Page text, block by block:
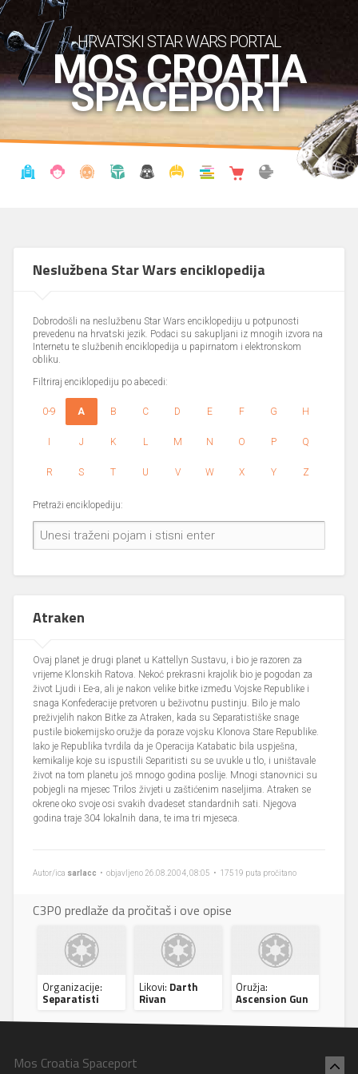
HRVATSKI STAR WARS PORTAL
MOS CROATIA
SPACEPORT
Neslužbena Star Wars enciklopedija
Dobrodošli na neslužbenu Star Wars enciklopediju u potpunosti
prevedenu na hrvatski jezik. Podaci su sakupljani iz mnogih izvora na
Internetu te službenih enciklopedija u papirnatom i elektronskom
obliku.
Filtriraj enciklopediju po abecedi:
0-9 A B C D E F G H
I J K L M N O P Q
R S T U V W X Y Z
Pretraži enciklopediju:
Atraken
Ovaj planet je drugi planet u Kattellyn Sustavu, i bio je razoren za
vrijeme Klonskih Ratova. Nekoć prekrasni krajolik bio je pogodan za
život Ljudi i Ee-a, ali je nakon velike bitke između Vojske Republike i
snaga Konfederacije pretvoren u beživotnu pustinju. Bilo je malo
preživjelih nakon Bitke za Atraken, kada su Separatistiške snage
pustile biokemijsko oružje da poraze vojsku Klonova Stare Republike.
Iako je Republika tvrdila da je Operacija Katabatic bila uspješna,
kemikalije koje su ispustili Separitisti su se uvukle u tlo, i uništavale
život na tom planetu još mnogo godina poslije. Mnogi stanovnici su
pobjegli na mjesec Trilos živjeti u zaštićenim naseljima. Atraken se
okrene oko svoje osi svakih dvadeset standardnih sati. Njegova
godina traje 304 lokalnih dana, te ima tri mjeseca.
Autor/ica sarlacc • objavljeno 26.08.2004, 08:05 • 17519 puta pročitano
C3P0 predlaže da pročitaš i ove opise
Organizacije:
Separatisti
Likovi: Darth
Rivan
Oružja:
Ascension Gun
Mos Croatia Spaceport